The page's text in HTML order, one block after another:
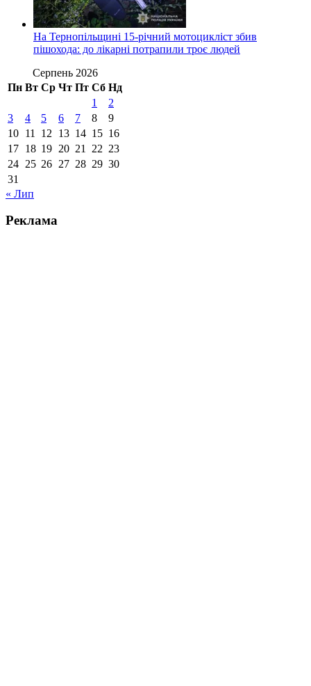
На Тернопільщині 15-річний мотоцикліст збив
пішохода: до лікарні потрапили троє людей
Серпень 2026
Пн Вт Ср Чт Пт Сб Нд
1
2
3
4 5 6 7 8
9
10 11 12 13 14 15 16
17 18 19 20 21 22 23
24 25 26 27 28 29 30
31
« Лип
Реклама